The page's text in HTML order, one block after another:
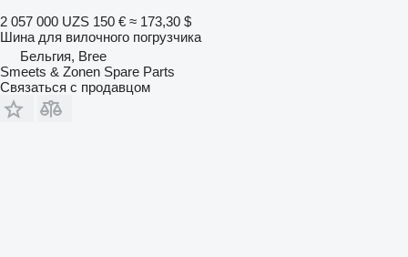
2 057 000 UZS 150 € ≈ 173,30 $
Шина для вилочного погрузчика
Бельгия, Bree
Smeets & Zonen Spare Parts
Связаться с продавцом